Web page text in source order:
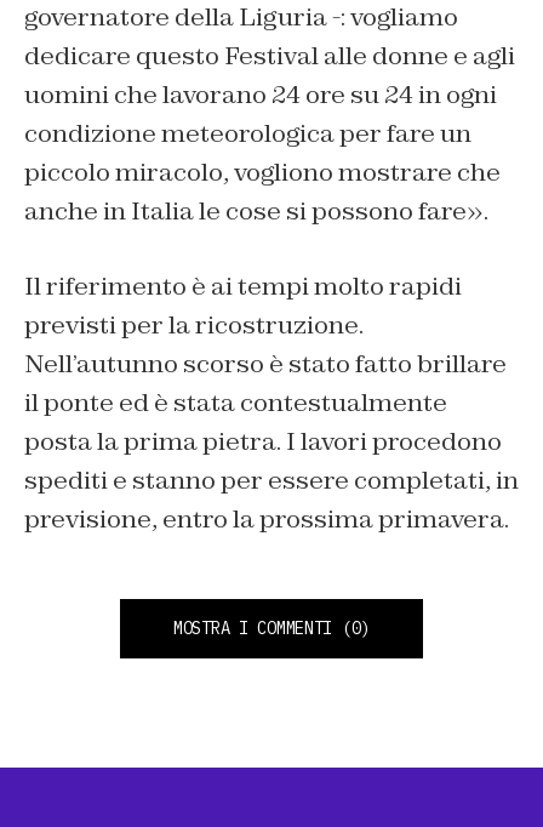
governatore della Liguria -: vogliamo
dedicare questo Festival alle donne e agli
uomini che lavorano 24 ore su 24 in ogni
condizione meteorologica per fare un
piccolo miracolo, vogliono mostrare che
anche in Italia le cose si possono fare».
Il riferimento è ai tempi molto rapidi
previsti per la ricostruzione.
Nell’autunno scorso è stato fatto brillare
il ponte ed è stata contestualmente
posta la prima pietra. I lavori procedono
spediti e stanno per essere completati, in
previsione, entro la prossima primavera.
MOSTRA I COMMENTI (0)